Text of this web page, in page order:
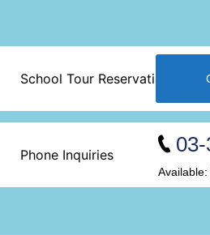
School Tour Reservations
Phone Inquiries